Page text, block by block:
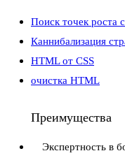
Поиск точек роста
Каннибализация
HTML от CSS
очистка HTML
Преимущества
Экспертность в